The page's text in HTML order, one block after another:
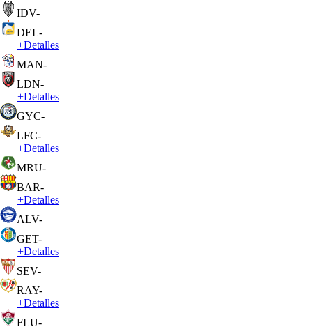
IDV-
DEL-
+Detalles
MAN-
LDN-
+Detalles
GYC-
LFC-
+Detalles
MRU-
BAR-
+Detalles
ALV-
GET-
+Detalles
SEV-
RAY-
+Detalles
FLU-